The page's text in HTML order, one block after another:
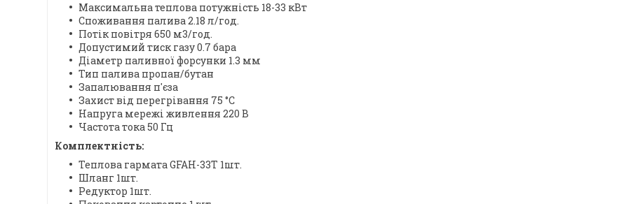
Максимальна теплова потужність 18-33 кВт
Споживання палива 2.18 л/год.
Потік повітря 650 м3/год.
Допустимий тиск газу 0.7 бара
Діаметр паливної форсунки 1.3 мм
Тип палива пропан/бутан
Запалювання п'єза
Захист від перегрівання 75 °C
Напруга мережі живлення 220 В
Частота тока 50 Гц
Комплектність:
Теплова гармата GFAH-33T 1шт.
Шланг 1шт.
Редуктор 1шт.